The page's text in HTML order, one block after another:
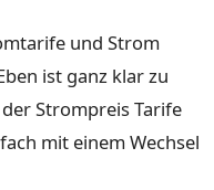
und Strom
ist ganz klar zu
Strompreis Tarife
mit einem Wechsel